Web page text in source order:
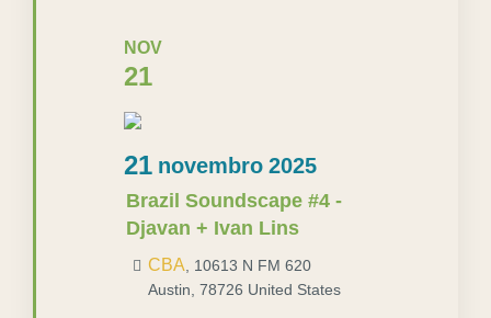
NOV
21
21 novembro 2025
Brazil Soundscape #4 -
Djavan + Ivan Lins
CBA
10613 N FM 620
Austin 78726 United States